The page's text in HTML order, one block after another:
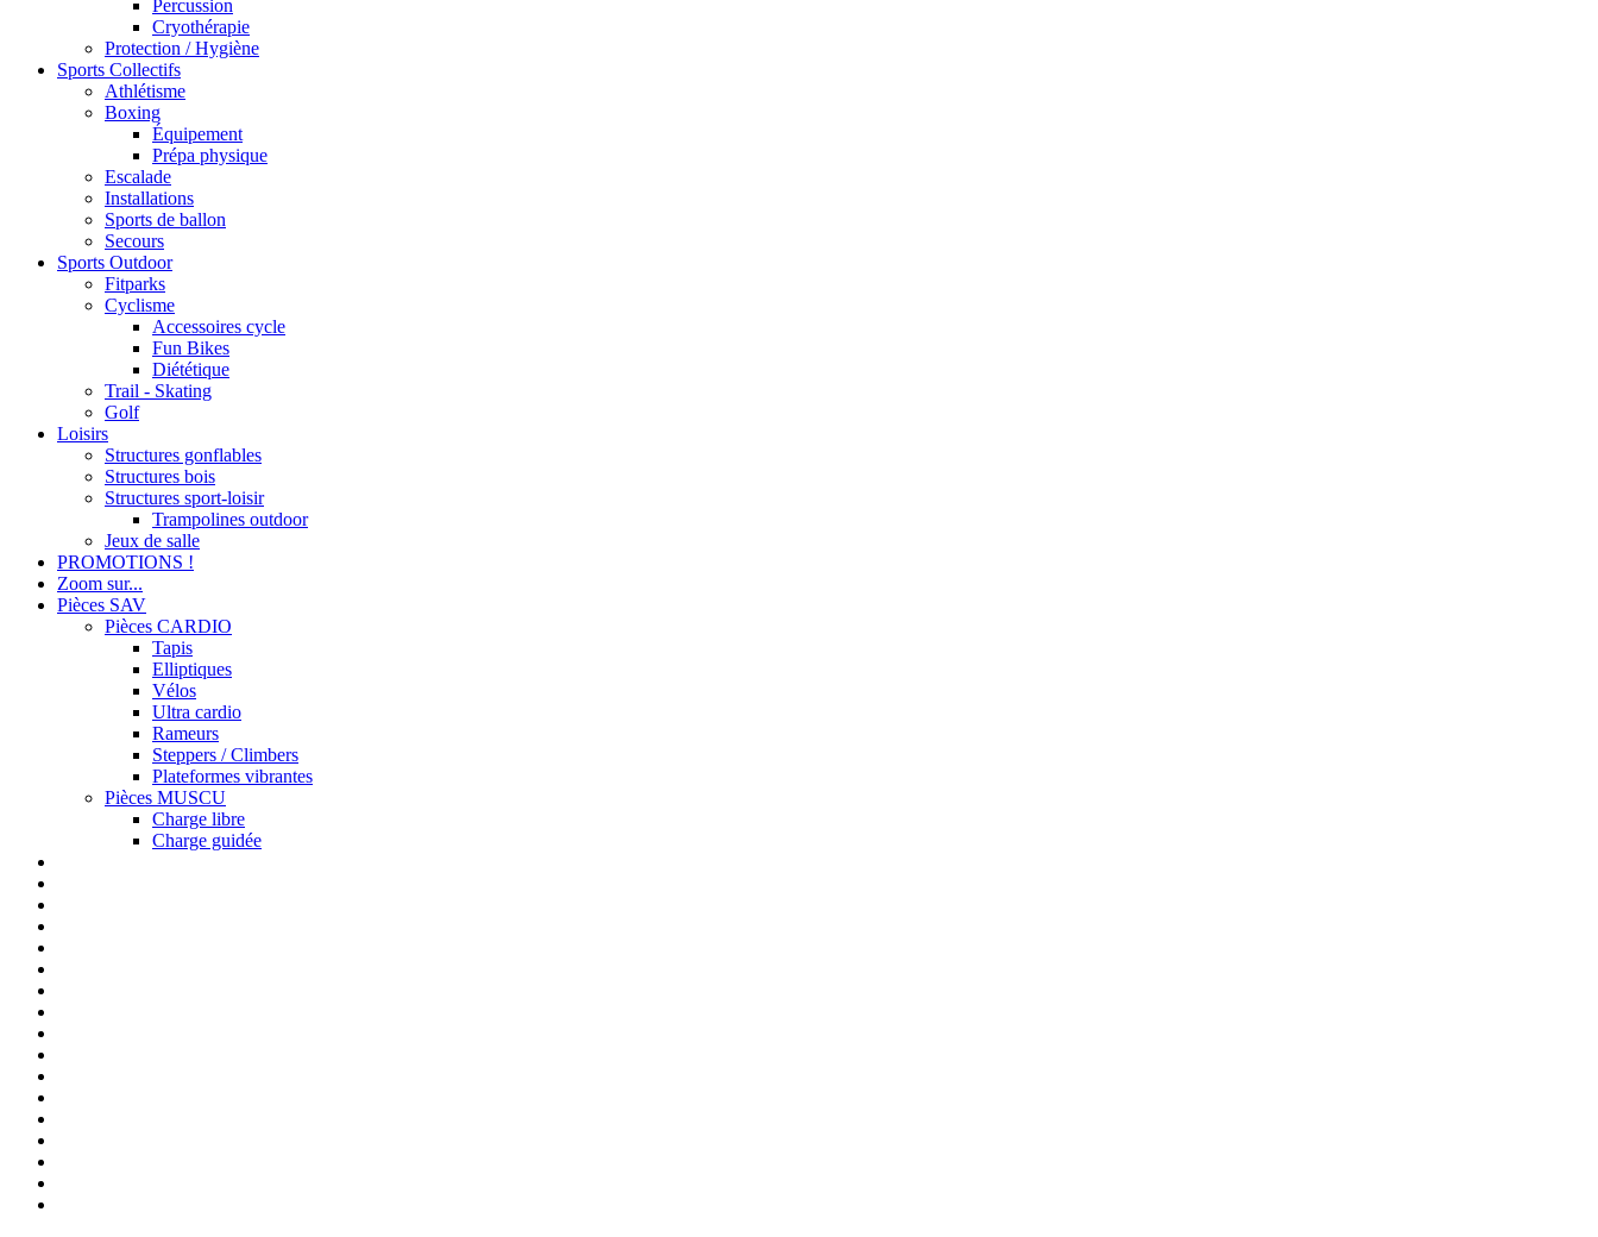
Percussion
Cryothérapie
Protection / Hygiène
Sports Collectifs
Athlétisme
Boxing
Équipement
Prépa physique
Escalade
Installations
Sports de ballon
Secours
Sports Outdoor
Fitparks
Cyclisme
Accessoires cycle
Fun Bikes
Diététique
Trail - Skating
Golf
Loisirs
Structures gonflables
Structures bois
Structures sport-loisir
Trampolines outdoor
Jeux de salle
PROMOTIONS !
Zoom sur...
Pièces SAV
Pièces CARDIO
Tapis
Elliptiques
Vélos
Ultra cardio
Rameurs
Steppers / Climbers
Plateformes vibrantes
Pièces MUSCU
Charge libre
Charge guidée